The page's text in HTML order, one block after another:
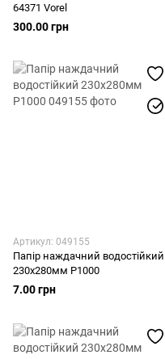
64371 Vorel
300.00 грн
Артикул: 049155
Папір наждачний водостійкий
230х280мм Р1000
7.00 грн